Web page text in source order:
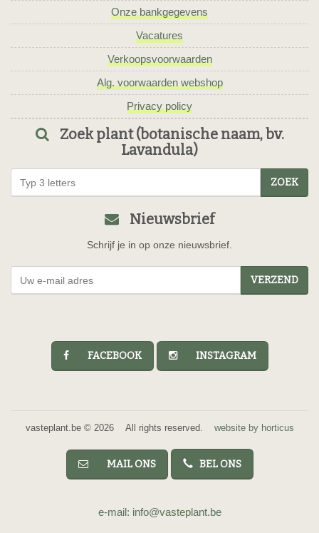
Onze bankgegevens
Vacatures
Verkoopsvoorwaarden
Alg. voorwaarden webshop
Privacy policy
Zoek plant (botanische naam, bv.
Lavandula)
ZOEK
Nieuwsbrief
Schrijf je in op onze nieuwsbrief.
VERZEND
FACEBOOK INSTAGRAM
vasteplant.be © 2026 All rights reserved. website by horticus
MAIL ONS BEL ONS
e-mail: info@vasteplant.be